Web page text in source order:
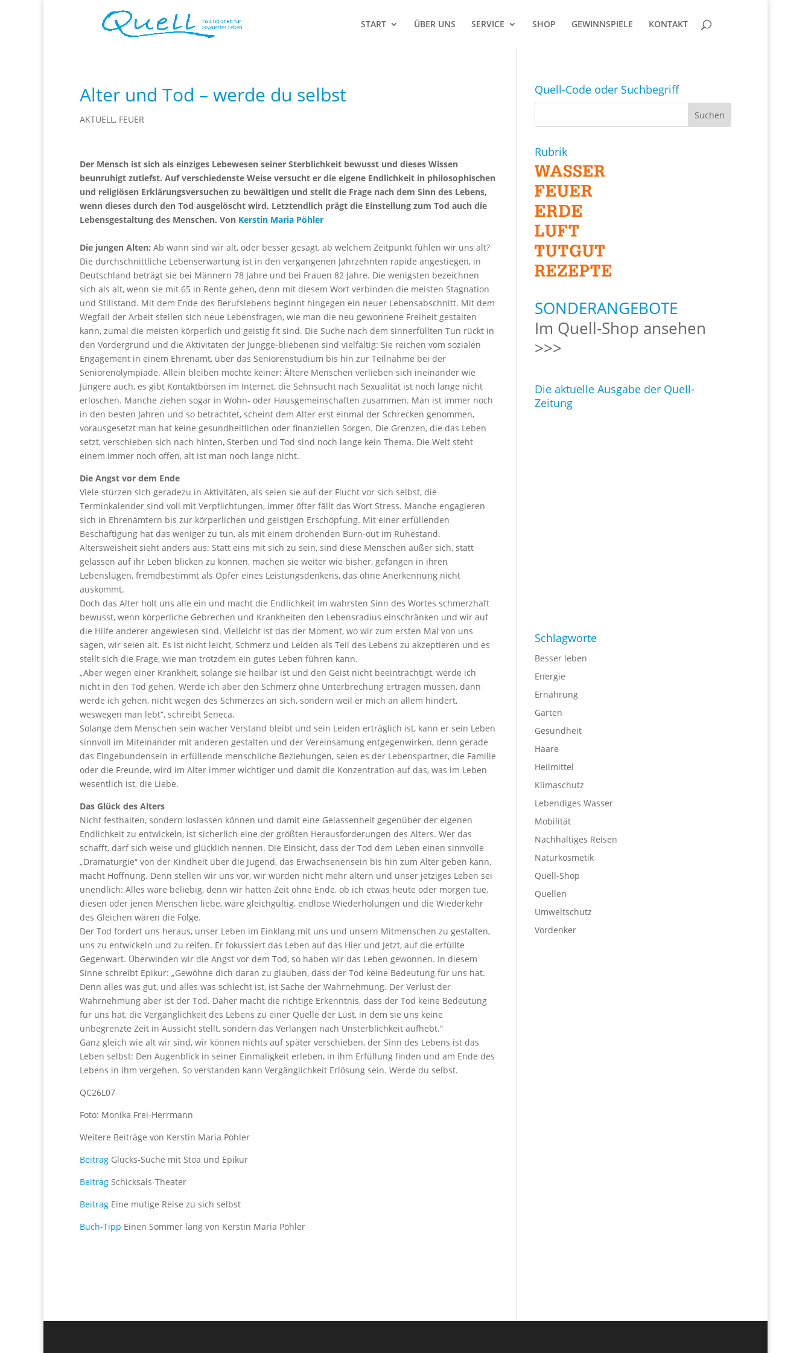
START ÜBER UNS SERVICE SHOP GEWINNSPIELE KONTAKT
Alter und Tod – werde du selbst
AKTUELL, FEUER
Der Mensch ist sich als einziges Lebewesen seiner Sterblichkeit bewusst und dieses Wissen
beunruhigt zutiefst. Auf verschiedenste Weise versucht er die eigene Endlichkeit in philosophischen
und religiösen Erklärungsversuchen zu bewältigen und stellt die Frage nach dem Sinn des Lebens,
wenn dieses durch den Tod ausgelöscht wird. Letztendlich prägt die Einstellung zum Tod auch die
Lebensgestaltung des Menschen. Von Kerstin Maria Pöhler
Die jungen Alten: Ab wann sind wir alt, oder besser gesagt, ab welchem Zeitpunkt fühlen wir uns alt?
Die durchschnittliche Lebenserwartung ist in den vergangenen Jahrzehnten rapide angestiegen, in
Deutschland beträgt sie bei Männern 78 Jahre und bei Frauen 82 Jahre. Die wenigsten bezeichnen
sich als alt, wenn sie mit 65 in Rente gehen, denn mit diesem Wort verbinden die meisten Stagnation
und Stillstand. Mit dem Ende des Berufslebens beginnt hingegen ein neuer Lebensabschnitt. Mit dem
Wegfall der Arbeit stellen sich neue Lebensfragen, wie man die neu gewonnene Freiheit gestalten
kann, zumal die meisten körperlich und geistig fit sind. Die Suche nach dem sinnerfüllten Tun rückt in
den Vordergrund und die Aktivitäten der Jungge-bliebenen sind vielfältig: Sie reichen vom sozialen
Engagement in einem Ehrenamt, über das Seniorenstudium bis hin zur Teilnahme bei der
Seniorenolympiade. Allein bleiben möchte keiner: Ältere Menschen verlieben sich ineinander wie
Jüngere auch, es gibt Kontaktbörsen im Internet, die Sehnsucht nach Sexualität ist noch lange nicht
erloschen. Manche ziehen sogar in Wohn- oder Hausgemeinschaften zusammen. Man ist immer noch
in den besten Jahren und so betrachtet, scheint dem Alter erst einmal der Schrecken genommen,
vorausgesetzt man hat keine gesundheitlichen oder finanziellen Sorgen. Die Grenzen, die das Leben
setzt, verschieben sich nach hinten, Sterben und Tod sind noch lange kein Thema. Die Welt steht
einem immer noch offen, alt ist man noch lange nicht.
Die Angst vor dem Ende
Viele stürzen sich geradezu in Aktivitäten, als seien sie auf der Flucht vor sich selbst, die
Terminkalender sind voll mit Verpflichtungen, immer öfter fällt das Wort Stress. Manche engagieren
sich in Ehrenämtern bis zur körperlichen und geistigen Erschöpfung. Mit einer erfüllenden
Beschäftigung hat das weniger zu tun, als mit einem drohenden Burn-out im Ruhestand.
Altersweisheit sieht anders aus: Statt eins mit sich zu sein, sind diese Menschen außer sich, statt
gelassen auf ihr Leben blicken zu können, machen sie weiter wie bisher, gefangen in ihren
Lebenslügen, fremdbestimmt als Opfer eines Leistungsdenkens, das ohne Anerkennung nicht
auskommt.
Doch das Alter holt uns alle ein und macht die Endlichkeit im wahrsten Sinn des Wortes schmerzhaft
bewusst, wenn körperliche Gebrechen und Krankheiten den Lebensradius einschränken und wir auf
die Hilfe anderer angewiesen sind. Vielleicht ist das der Moment, wo wir zum ersten Mal von uns
sagen, wir seien alt. Es ist nicht leicht, Schmerz und Leiden als Teil des Lebens zu akzeptieren und es
stellt sich die Frage, wie man trotzdem ein gutes Leben führen kann.
„Aber wegen einer Krankheit, solange sie heilbar ist und den Geist nicht beeinträchtigt, werde ich
nicht in den Tod gehen. Werde ich aber den Schmerz ohne Unterbrechung ertragen müssen, dann
werde ich gehen, nicht wegen des Schmerzes an sich, sondern weil er mich an allem hindert,
weswegen man lebt“, schreibt Seneca.
Solange dem Menschen sein wacher Verstand bleibt und sein Leiden erträglich ist, kann er sein Leben
sinnvoll im Miteinander mit anderen gestalten und der Vereinsamung entgegenwirken, denn gerade
das Eingebundensein in erfüllende menschliche Beziehungen, seien es der Lebenspartner, die Familie
oder die Freunde, wird im Alter immer wichtiger und damit die Konzentration auf das, was im Leben
wesentlich ist, die Liebe.
Das Glück des Alters
Nicht festhalten, sondern loslassen können und damit eine Gelassenheit gegenüber der eigenen
Endlichkeit zu entwickeln, ist sicherlich eine der größten Herausforderungen des Alters. Wer das
schafft, darf sich weise und glücklich nennen. Die Einsicht, dass der Tod dem Leben einen sinnvolle
„Dramaturgie“ von der Kindheit über die Jugend, das Erwachsenensein bis hin zum Alter geben kann,
macht Hoffnung. Denn stellen wir uns vor, wir würden nicht mehr altern und unser jetziges Leben sei
unendlich: Alles wäre beliebig, denn wir hätten Zeit ohne Ende, ob ich etwas heute oder morgen tue,
diesen oder jenen Menschen liebe, wäre gleichgültig, endlose Wiederholungen und die Wiederkehr
des Gleichen wären die Folge.
Der Tod fordert uns heraus, unser Leben im Einklang mit uns und unsern Mitmenschen zu gestalten,
uns zu entwickeln und zu reifen. Er fokussiert das Leben auf das Hier und Jetzt, auf die erfüllte
Gegenwart. Überwinden wir die Angst vor dem Tod, so haben wir das Leben gewonnen. In diesem
Sinne schreibt Epikur: „Gewöhne dich daran zu glauben, dass der Tod keine Bedeutung für uns hat.
Denn alles was gut, und alles was schlecht ist, ist Sache der Wahrnehmung. Der Verlust der
Wahrnehmung aber ist der Tod. Daher macht die richtige Erkenntnis, dass der Tod keine Bedeutung
für uns hat, die Vergänglichkeit des Lebens zu einer Quelle der Lust, in dem sie uns keine
unbegrenzte Zeit in Aussicht stellt, sondern das Verlangen nach Unsterblichkeit aufhebt.“
Ganz gleich wie alt wir sind, wir können nichts auf später verschieben, der Sinn des Lebens ist das
Leben selbst: Den Augenblick in seiner Einmaligkeit erleben, in ihm Erfüllung finden und am Ende des
Lebens in ihm vergehen. So verstanden kann Vergänglichkeit Erlösung sein. Werde du selbst.
QC26L07
Foto: Monika Frei-Herrmann
Weitere Beiträge von Kerstin Maria Pöhler
Beitrag Glücks-Suche mit Stoa und Epikur
Beitrag Schicksals-Theater
Beitrag Eine mutige Reise zu sich selbst
Buch-Tipp Einen Sommer lang von Kerstin Maria Pöhler
Quell-Code oder Suchbegriff
Rubrik
SONDERANGEBOTE
Im Quell-Shop ansehen
>>>
Die aktuelle Ausgabe der Quell-
Zeitung
Schlagworte
Besser leben
Energie
Ernährung
Garten
Gesundheit
Haare
Heilmittel
Klimaschutz
Lebendiges Wasser
Mobilität
Nachhaltiges Reisen
Naturkosmetik
Quell-Shop
Quellen
Umweltschutz
Vordenker